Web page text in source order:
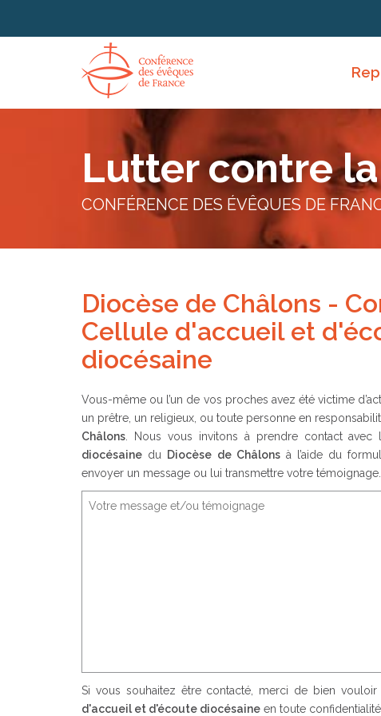
Lutter contre
CONFÉRENCE DES ÉVÊQUES DE
Diocèse de Châlons -
Cellule d'accueil et
diocésaine
Vous-même ou l’un de vos proches avez été victime
un prêtre, un religieux, ou toute personne en
Châlons . Nous vous invitons à prendre contact avec
diocésaine du Diocèse de Châlonsà l’aide du
envoyer un message ou lui transmettre votre témoignage.
Si vous souhaitez être contacté, merci de bien
d'accueil et d'écoute diocésaine en toute confidentialité.